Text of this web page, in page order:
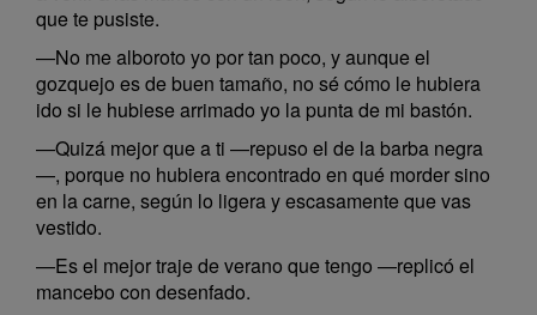
que te pusiste.
—No me alboroto yo por tan poco, y aunque el
gozquejo es de buen tamaño, no sé cómo le hubiera
ido si le hubiese arrimado yo la punta de mi bastón.
—Quizá mejor que a ti —repuso el de la barba negra
—, porque no hubiera encontrado en qué morder sino
en la carne, según lo ligera y escasamente que vas
vestido.
—Es el mejor traje de verano que tengo —replicó el
mancebo con desenfado.